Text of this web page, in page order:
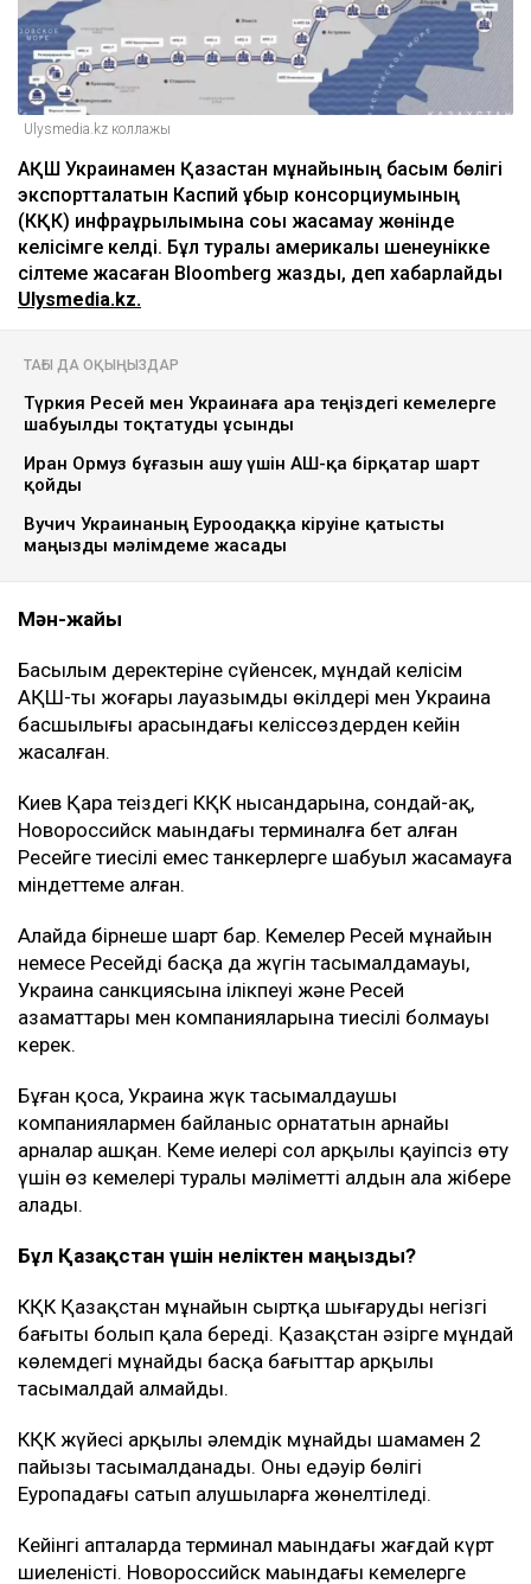
Ulysmedia.kz коллажы
АҚШ Украинамен Қазақстан мұнайының басым бөлігі
экспортталатын Каспий құбыр консорциумының
(КҚК) инфрақұрылымына соққы жасамау жөнінде
келісімге келді. Бұл туралы америкалық шенеунікке
сілтеме жасаған Bloomberg жазды, деп хабарлайды
Ulysmedia.kz.
ТАҒЫ ДА ОҚЫҢЫЗДАР
Түркия Ресей мен Украинаға Қара теңіздегі кемелерге
шабуылды тоқтатуды ұсынды
Иран Ормуз бұғазын ашу үшін АҚШ-қа бірқатар шарт
қойды
Вучич Украинаның Еуроодаққа кіруіне қатысты
маңызды мәлімдеме жасады
Мән-жайы
Басылым деректеріне сүйенсек, мұндай келісім
АҚШ-тың жоғары лауазымды өкілдері мен Украина
басшылығы арасындағы келіссөздерден кейін
жасалған.
Киев Қара теңіздегі КҚК нысандарына, сондай-ақ,
Новороссийск маңындағы терминалға бет алған
Ресейге тиесілі емес танкерлерге шабуыл жасамауға
міндеттеме алған.
Алайда бірнеше шарт бар. Кемелер Ресей мұнайын
немесе Ресейдің басқа да жүгін тасымалдамауы,
Украина санкциясына ілікпеуі және Ресей
азаматтары мен компанияларына тиесілі болмауы
керек.
Бұған қоса, Украина жүк тасымалдаушы
компаниялармен байланыс орнататын арнайы
арналар ашқан. Кеме иелері сол арқылы қауіпсіз өту
үшін өз кемелері туралы мәліметті алдын ала жібере
алады.
Бұл Қазақстан үшін неліктен маңызды?
КҚК Қазақстан мұнайын сыртқа шығарудың негізгі
бағыты болып қала береді. Қазақстан әзірге мұндай
көлемдегі мұнайды басқа бағыттар арқылы
тасымалдай алмайды.
КҚК жүйесі арқылы әлемдік мұнайдың шамамен 2
пайызы тасымалданады. Оның едәуір бөлігі
Еуропадағы сатып алушыларға жөнелтіледі.
Кейінгі апталарда терминал маңындағы жағдай күрт
шиеленісті. Новороссийск маңындағы кемелерге